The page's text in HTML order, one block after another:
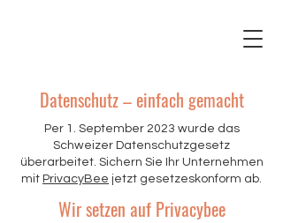
Datenschutz – einfach gemacht
Per 1. September 2023 wurde das
Schweizer Datenschutzgesetz
überarbeitet. Sichern Sie Ihr Unternehmen
mit PrivacyBee jetzt gesetzeskonform ab.
Wir setzen auf Privacybee